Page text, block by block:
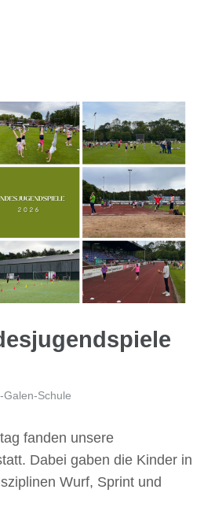
Galen-Schule
fanden unsere
Dabei gaben die Kinder in
Wurf, Sprint und